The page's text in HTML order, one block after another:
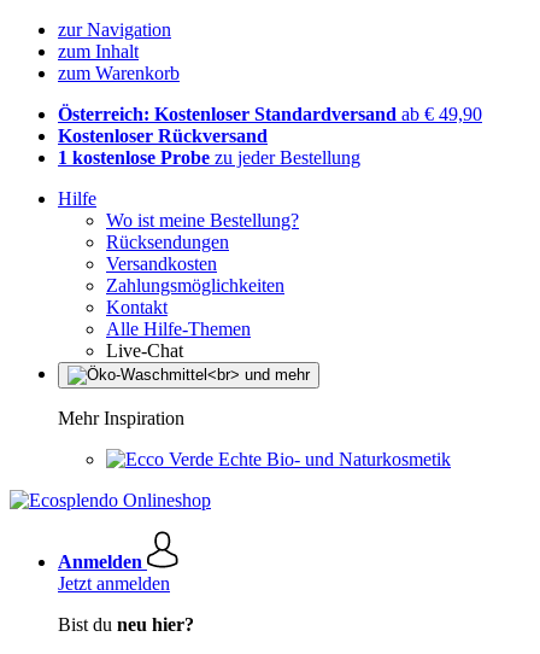
zur Navigation
zum Inhalt
zum Warenkorb
Österreich: Kostenloser Standardversand ab € 49,90
Kostenloser Rückversand
1 kostenlose Probe zu jeder Bestellung
Hilfe
Wo ist meine Bestellung?
Rücksendungen
Versandkosten
Zahlungsmöglichkeiten
Kontakt
Alle Hilfe-Themen
Live-Chat
Mehr Inspiration
Echte Bio- und Naturkosmetik
Anmelden
Jetzt anmelden
Bist du neu hier?